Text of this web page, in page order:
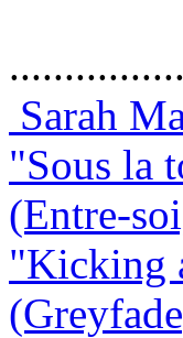
Sarah
"Sous la
(Entre-
"Kicking